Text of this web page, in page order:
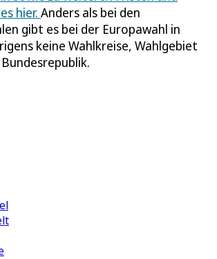
hier. Anders als bei den
gibt es bei der Europawahl in
keine Wahlkreise, Wahlgebiet